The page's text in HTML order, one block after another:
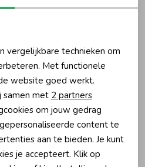
met urban details en
over de top te zijn. De
fit met slimme afwerkingen,
prints en opvallende logo’s
met het oog op beweging,
spreekt jongens aan die
zien, op hun eigen manier en
bij Humpy.nl
dat je altijd toegang hebt tot
vergelijkbare technieken om
Met functionele
website goed werkt.
samen met 2 partners
om jouw gedrag
content te
aan te bieden. Je kunt
je accepteert. Klik op